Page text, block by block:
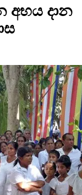
අභය දාන